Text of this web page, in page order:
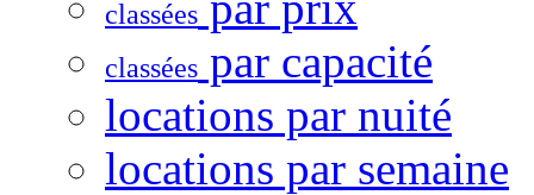
classées
classées par capacité
locations par nuité
locations par semaine